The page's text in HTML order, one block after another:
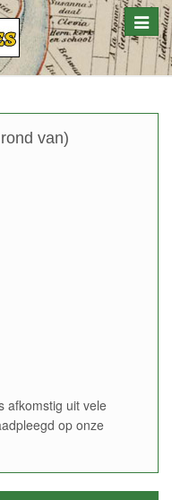
Toggle
van)
afkomstig uit vele
op onze